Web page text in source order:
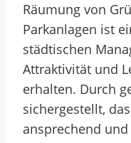
Räumung von
Parkanlagen ist
städtischen
Attraktivität und
erhalten. Durch
sichergestellt,
ansprechend